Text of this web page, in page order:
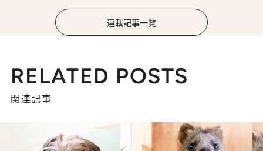
連載記事一覧
RELATED POSTS
関連記事